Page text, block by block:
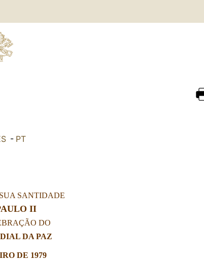
- PT
SANTIDADE
II
DO
DA PAZ
DE 1979